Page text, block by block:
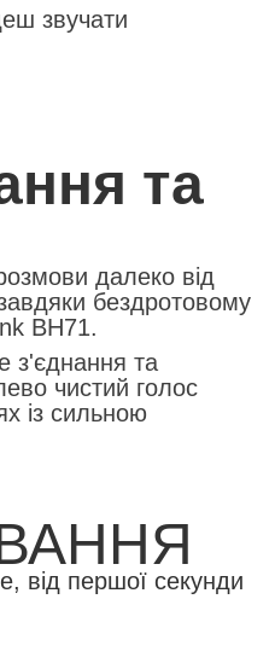
звучати
та
далеко від
бездротовому
BH71.
з'єднання та
чистий голос
із сильною
від першої секунди